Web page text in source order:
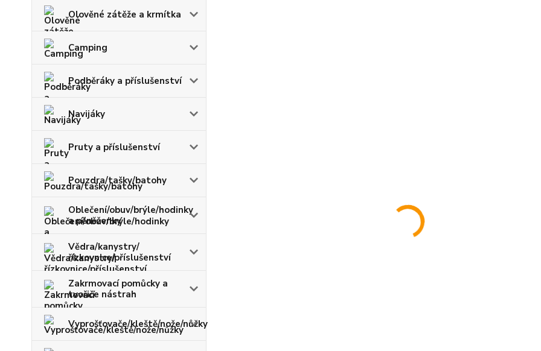
Olověné zátěže a krmítka
Camping
Podběráky a příslušenství
Navijáky
Pruty a příslušenství
Pouzdra/tašky/batohy
Oblečení/obuv/brýle/hodinky
a pěněženky
Vědra/kanystry/
řízkovnice/příslušenství
Zakrmovací pomůcky a
tvořiče nástrah
Vyprošťovače/kleště/nože/nůžky